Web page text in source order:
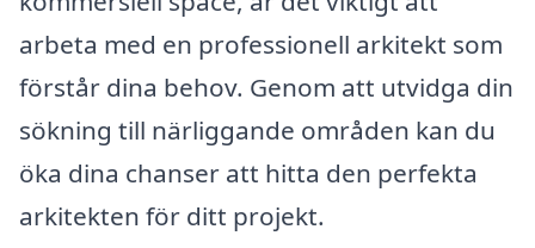
arbeta med en professionell arkitekt som
förstår dina behov. Genom att utvidga din
sökning till närliggande områden kan du
öka dina chanser att hitta den perfekta
arkitekten för ditt projekt.